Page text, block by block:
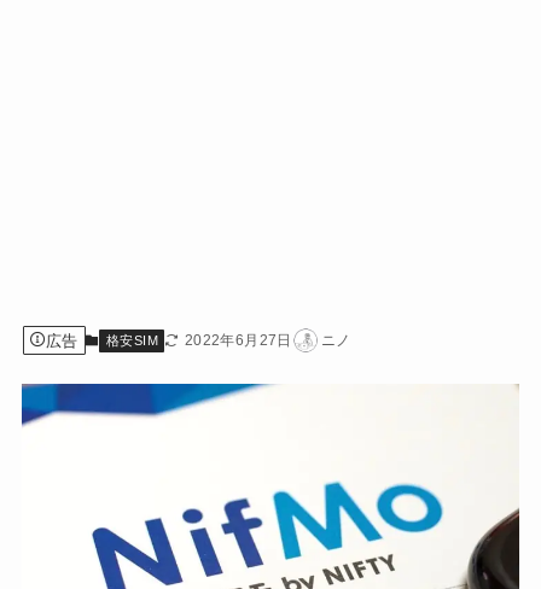
広告 格安SIM 2022年6月27日 ニノ